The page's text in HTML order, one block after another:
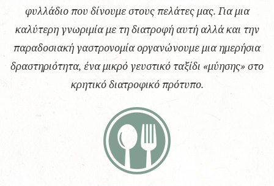
φυλλάδιο που δίνουμε στους πελάτες μας. Για μια
καλύτερη γνωριμία με τη διατροφή αυτή αλλά και την
παραδοσιακή γαστρονομία οργανώνουμε μια ημερήσια
δραστηριότητα, ένα μικρό γευστικό ταξίδι «μύησης» στο
κρητικό διατροφικό πρότυπο.